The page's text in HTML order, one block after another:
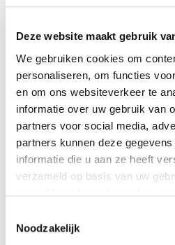
Deze website maakt gebruik
We gebruiken cookies om
personaliseren, om functies
en om ons websiteverkeer te
informatie over uw gebruik van
partners voor social media,
partners kunnen deze
informatie die u aan ze heeft
verzameld op basis van uw
Noodzakelijk
Onderweg naar de Edammer kaasmarkt,
Bronnen
Meer weten over de Edammer
http://www.kaasmarktedam.nl/
Informatie over de geschiedenis en
Hollands Kaasmuseumin Alkmaar.
Publicatiedatum: 12/01/2011